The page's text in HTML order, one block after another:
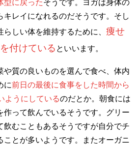
型に戻ったそうです。ヨガは身体の
キレイになれるのだそうです。そし
しい体を維持するために、 痩せ
付けている といいます。
や質の良いものを選んで食べ、体内
に前日の最後に食事をした時間から
ようにしているのだとか。朝食には
作って飲んでいるそうです。グリー
飲むこともあるそうですが自分でチ
ことが多いようです。またオーガニ